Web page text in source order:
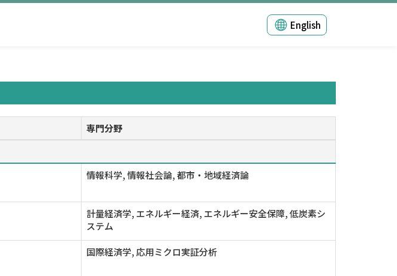
English
専門分野
情報科学, 情報社会論, 都市・地域経済論
計量経済学, エネルギー経済, エネルギー安全保障, 低炭素シ
ステム
国際経済学, 応用ミクロ実証分析